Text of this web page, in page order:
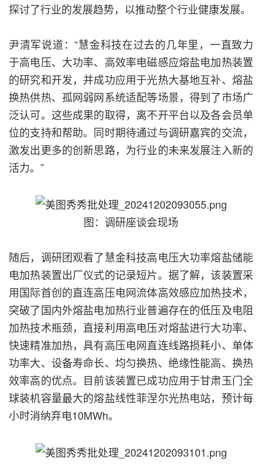
探讨了行业的发展趋势，以推动整个行业健康发展。
尹清军说道：“慧金科技在过去的几年里，一直致力
于高电压、大功率、高效率电磁感应熔盐电加热装置
的研究和开发，并成功应用于光热大基地互补、熔盐
换热供热、孤网弱网系统适配等场景，得到了市场广
泛认可。这些成果的取得，离不开平台以及各会员单
位的支持和帮助。同时期待通过与调研嘉宾的交流，
激发出更多的创新思路，为行业的未来发展注入新的
活力。”
图：调研座谈会现场
随后，调研团观看了慧金科技高电压大功率熔盐储能
电加热装置出厂仪式的记录短片。据了解，该装置采
用国际首创的直连高压电网流体高效感应加热技术，
突破了国内外熔盐电加热行业普遍存在的低压及电阻
加热技术瓶颈，直接利用高电压对熔盐进行大功率、
快速精准加热，具有高压电网直连线路损耗小、单体
功率大、设备寿命长、均匀换热、绝缘性能高、换热
效率高的优点。目前该装置已成功应用于甘肃玉门全
球装机容量最大的熔盐线性菲涅尔光热电站，预计每
小时消纳弃电10MWh。